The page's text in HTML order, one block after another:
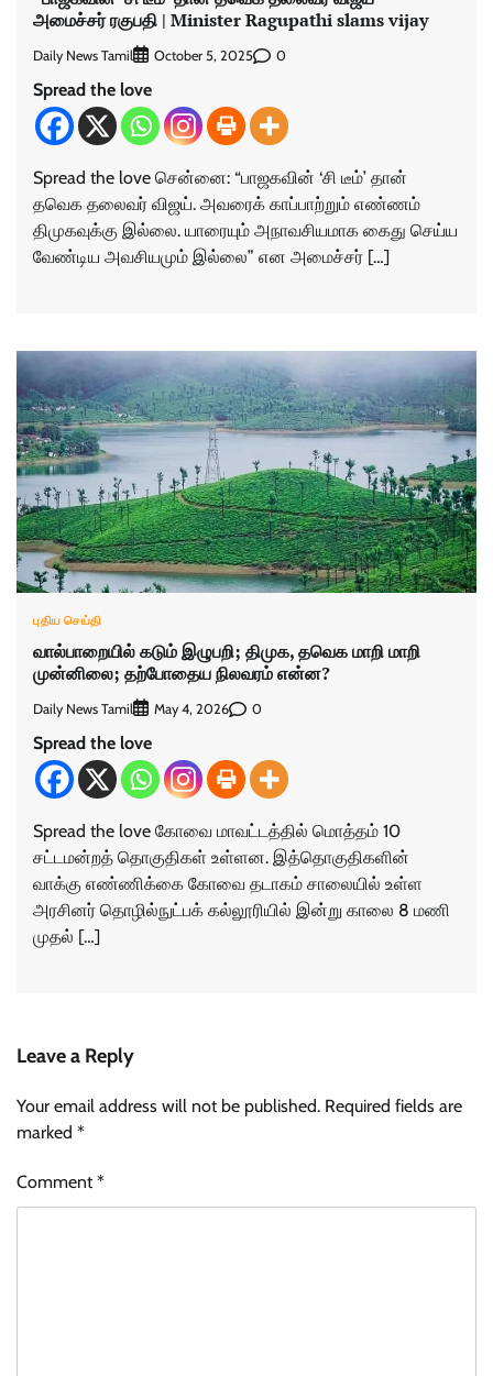
அமைச்சர் ரகுபதி | Minister Ragupathi slams vijay
Daily News Tamil October 5, 2025 0
Spread the love
Spread the love சென்னை: “பாஜகவின் ‘சி டீம்’ தான்
தவெக தலைவர் விஜய். அவரைக் காப்பாற்றும் எண்ணம்
திமுகவுக்கு இல்லை. யாரையும் அநாவசியமாக கைது செய்ய
வேண்டிய அவசியமும் இல்லை” என அமைச்சர் […]
புதிய செய்தி
வால்பாறையில் கடும் இழுபறி; திமுக, தவெக மாறி மாறி
முன்னிலை; தற்போதைய நிலவரம் என்ன?
Daily News Tamil May 4, 2026 0
Spread the love
Spread the love கோவை மாவட்டத்தில் மொத்தம் 10
சட்டமன்றத் தொகுதிகள் உள்ளன. இத்தொகுதிகளின்
வாக்கு எண்ணிக்கை கோவை தடாகம் சாலையில் உள்ள
அரசினர் தொழில்நுட்பக் கல்லூரியில் இன்று காலை 8 மணி
முதல் […]
Leave a Reply
Your email address will not be published. Required fields are
marked *
Comment*